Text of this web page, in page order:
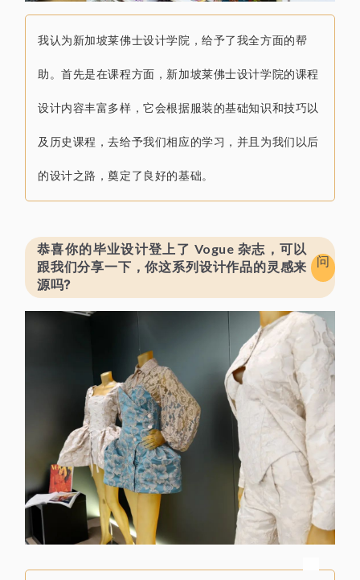
我认为新加坡莱佛士设计学院，给予了我全方面的帮
助。首先是在课程方面，新加坡莱佛士设计学院的课程
设计内容丰富多样，它会根据服装的基础知识和技巧以
及历史课程，去给予我们相应的学习， 并且为我们以后
的设计之路，奠定了良好的基础。
恭喜你的毕业设计登上了 Vogue 杂志，可以
跟我们分享一下，你这系列设计作品的灵感来
源吗?
问